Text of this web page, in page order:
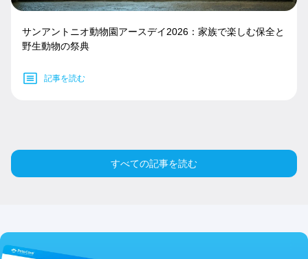
サンアントニオ動物園アースデイ2026：家族で楽しむ保全と
野生動物の祭典
記事を読む
すべての記事を読む